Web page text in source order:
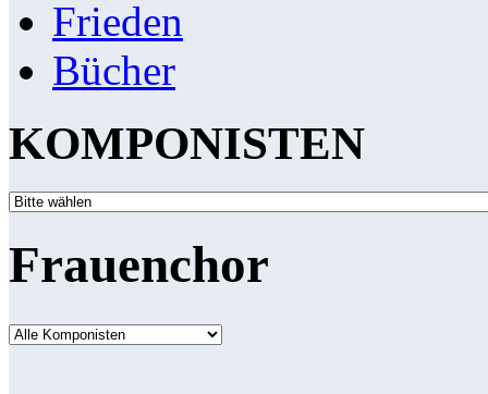
Frieden
Bücher
KOMPONISTEN
Frauenchor